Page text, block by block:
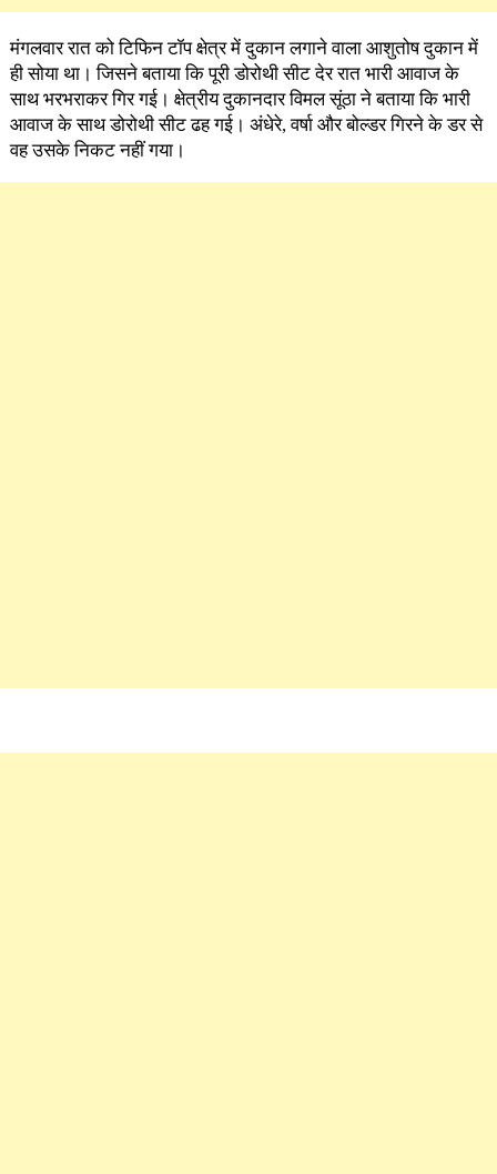
मंगलवार रात को टिफिन टॉप क्षेत्र में दुकान लगाने वाला आशुतोष दुकान में
ही सोया था। जिसने बताया कि पूरी डोरोथी सीट देर रात भारी आवाज के
साथ भरभराकर गिर गई। क्षेत्रीय दुकानदार विमल सूंठा ने बताया कि भारी
आवाज के साथ डोरोथी सीट ढह गई। अंधेरे, वर्षा और बोल्डर गिरने के डर से
वह उसके निकट नहीं गया।